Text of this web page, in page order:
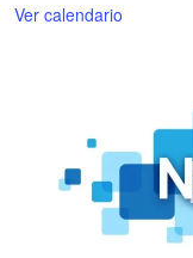
Ver calendario